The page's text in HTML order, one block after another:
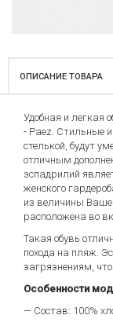
ОПИСАНИЕ ТОВАРА
Удобная и легкая
- Paez. Стильные и
стелькой, будут
отличным
эспадрилий
женского
из величины
расположена во
Такая обувь
похода на пляж.
загрязнениям,
Особенности
— Состав: 100%